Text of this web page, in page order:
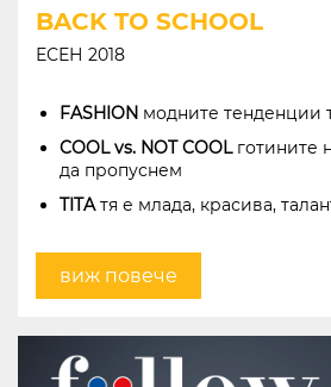
BACK TO SCHOOL
ЕСЕН 2018
FASHION модните тенденции
COOL vs. NOT COOLготините
да пропуснем
TITAтя е млада, красива,
виж повече